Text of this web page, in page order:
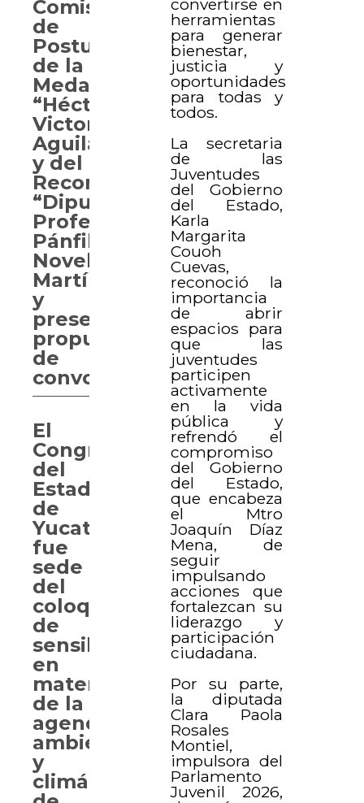
herramientas
para generar
bienestar,
justicia y
oportunidades
para todas y
todos.
La secretaria
de las
Juventudes
del Gobierno
del Estado,
Karla
Margarita
Couoh
Cuevas,
reconoció la
importancia
de abrir
espacios para
que las
juventudes
participen
activamente
en la vida
pública y
refrendó el
compromiso
del Gobierno
del Estado,
que encabeza
el Mtro
Joaquín Díaz
Mena, de
seguir
impulsando
acciones que
fortalezcan su
liderazgo y
participación
ciudadana.
Por su parte,
la diputada
Clara Paola
Rosales
Montiel,
impulsora del
Parlamento
Juvenil 2026,
Comisiones
de
Postulación
de la
Medalla
“Héctor
Victoria
Aguilar”
y del
Reconocimiento
“Diputado
Profesor
Pánfilo
Novelo
Martín”
y
presentan
propuestas
de
convocatoria
El
Congreso
del
Estado
de
Yucatán
fue
sede
del
coloquio
de
sensibilización
en
materia
de la
agenda
ambiental
y
climática